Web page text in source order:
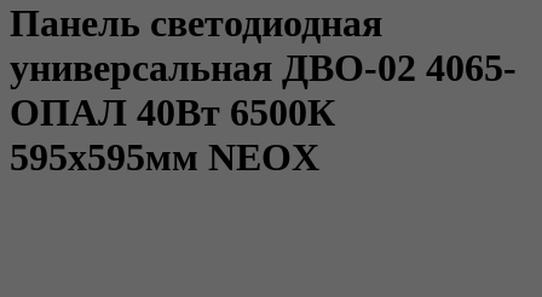
Панель светодиодная
универсальная ДВО-02 4065-
ОПАЛ 40Вт 6500К
595х595мм NEOX